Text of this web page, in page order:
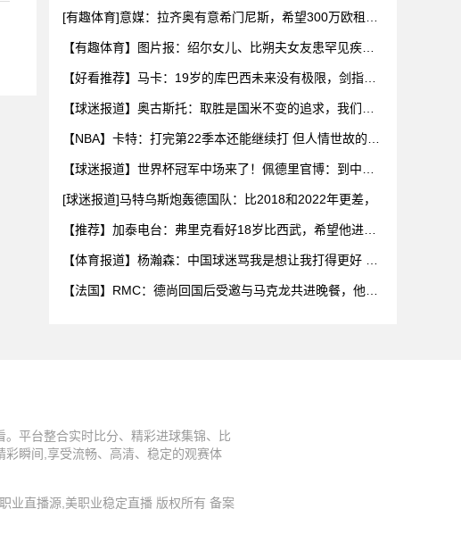
[有趣体育]意媒：拉齐奥有意希门尼斯，希望300万欧租借
【有趣体育】图片报：绍尔女儿、比朔夫女友患罕见疾
【好看推荐】马卡：19岁的库巴西未来没有极限，剑指金
【球迷报道】奥古斯托：取胜是国米不变的追求，我们要
【NBA】卡特：打完第22季本还能继续打 但人情世故的风
【球迷报道】世界杯冠军中场来了！佩德里官博：到中国
[球迷报道]马特乌斯炮轰德国队：比2018和2022年更差，
【推荐】加泰电台：弗里克看好18岁比西武，希望他进入
【体育报道】杨瀚森：中国球迷骂我是想让我打得更好 因
【法国】RMC：德尚回国后受邀与马克龙共进晚餐，他希
平台整合实时比分、精彩进球集锦、比
瞬间,享受流畅、高清、稳定的观赛体
业直播源,美职业稳定直播 版权所有 备案